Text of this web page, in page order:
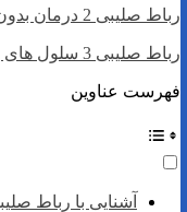
رباط صلیبی 2 درمان بدون جراحی
رباط صلیبی 3 سلول های بنیادی
فهرست عناوین
آشنایی با رباط